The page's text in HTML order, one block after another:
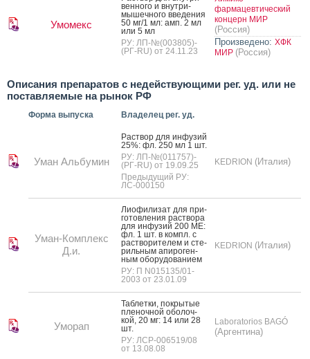
Умомекс
вен­но­го и внут­ри­
мышеч­но­го вве­дения
50 мг/1 мл: амп. 2 мл
или 5 мл
РУ: ЛП-№(003805)-
(РГ-RU) от 24.11.23
фармацевтический
концерн МИР
(Россия)
Произведено: ХФК
МИР (Россия)
Описания препаратов с недействующими рег. уд. или не
поставляемые на рынок РФ
Форма выпуска Владелец рег. уд.
Уман Альбумин
Рас­твор для ин­фу­зий
25%: фл. 250 мл 1 шт.
РУ: ЛП-№(011757)-
(РГ-RU) от 19.09.25
Предыдущий РУ:
ЛС-000150
KEDRION (Италия)
Уман-Комплекс
Д.и.
Ли­офи­лизат для при­
готов­ле­ния рас­тво­ра
для ин­фу­зий 200 МЕ:
фл. 1 шт. в компл. с
рас­тво­рите­лем и сте­
риль­ным апи­роген­
ным обо­рудо­вани­ем
РУ: П N015135/01-
2003 от 23.01.09
KEDRION (Италия)
Уморап
Таб­летки, пок­ры­тые
пле­ноч­ной обо­лоч­
кой, 20 мг: 14 или 28
шт.
РУ: ЛСР-006519/08
от 13.08.08
Laboratorios BAGÓ
(Аргентина)